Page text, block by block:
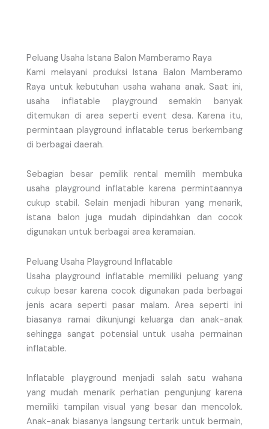
Peluang Usaha Istana Balon Mamberamo Raya
Kami melayani produksi Istana Balon Mamberamo
Raya untuk kebutuhan usaha wahana anak. Saat ini,
usaha inflatable playground semakin banyak
ditemukan di area seperti event desa. Karena itu,
permintaan playground inflatable terus berkembang
di berbagai daerah.
Sebagian besar pemilik rental memilih membuka
usaha playground inflatable karena permintaannya
cukup stabil. Selain menjadi hiburan yang menarik,
istana balon juga mudah dipindahkan dan cocok
digunakan untuk berbagai area keramaian.
Peluang Usaha Playground Inflatable
Usaha playground inflatable memiliki peluang yang
cukup besar karena cocok digunakan pada berbagai
jenis acara seperti pasar malam. Area seperti ini
biasanya ramai dikunjungi keluarga dan anak-anak
sehingga sangat potensial untuk usaha permainan
inflatable.
Inflatable playground menjadi salah satu wahana
yang mudah menarik perhatian pengunjung karena
memiliki tampilan visual yang besar dan mencolok.
Anak-anak biasanya langsung tertarik untuk bermain,